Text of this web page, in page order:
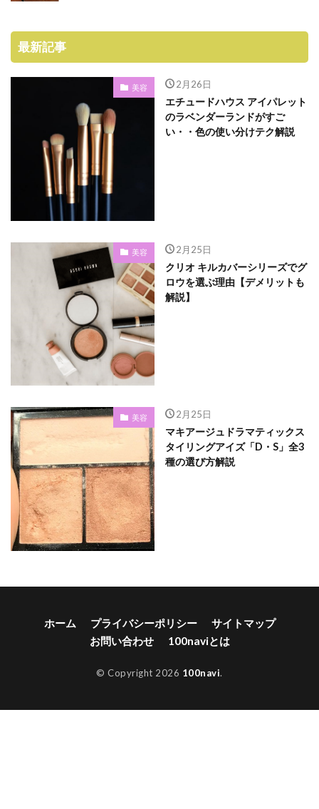
最新記事
美容 2月26日
エチュードハウス アイパレット
のラベンダーランドがすご
い・・色の使い分けテク解説
美容 2月25日
クリオ キルカバーシリーズでグ
ロウを選ぶ理由【デメリットも
解説】
美容 2月25日
マキアージュドラマティックス
タイリングアイズ「D・S」全3
種の選び方解説
ホーム プライバシーポリシー
サイトマップ
お問い合わせ
100naviとは
© Copyright 2026 100navi.